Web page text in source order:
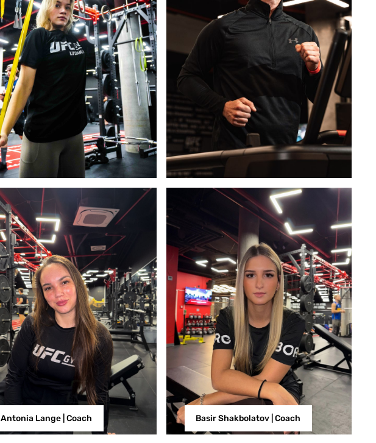
Antonia Lange | Coach Basir Shakbolatov | Coach